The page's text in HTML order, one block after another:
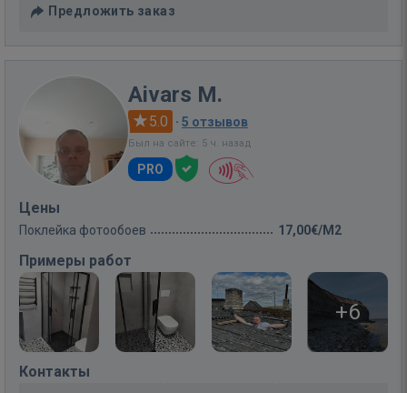
Предложить заказ
Aivars M.
5.0 · 5 отзывов
Был на сайте: 5 ч. назад
PRO
Цены
Поклейка фотообоев 17,00€/M2
Примеры работ
+6
Контакты